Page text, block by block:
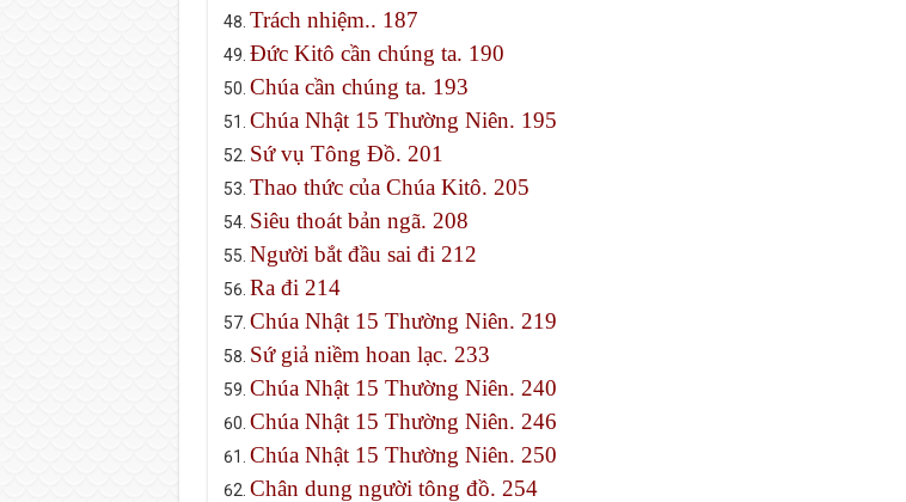
Trách nhiệm.. 187
Đức Kitô cần chúng ta. 190
Chúa cần chúng ta. 193
Chúa Nhật 15 Thường Niên. 195
Sứ vụ Tông Đồ. 201
Thao thức của Chúa Kitô. 205
Siêu thoát bản ngã. 208
Người bắt đầu sai đi 212
Ra đi 214
Chúa Nhật 15 Thường Niên. 219
Sứ giả niềm hoan lạc. 233
Chúa Nhật 15 Thường Niên. 240
Chúa Nhật 15 Thường Niên. 246
Chúa Nhật 15 Thường Niên. 250
Chân dung người tông đồ. 254